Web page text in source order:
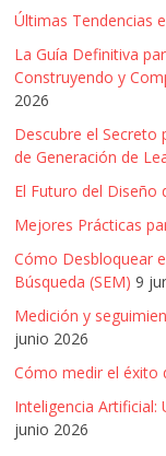
Últimas Tendencias
La Guía Definitiva
Construyendo y
2026
Descubre el Secreto
de Generación de
El Futuro del Diseño
Mejores Prácticas
Cómo Desbloquear
Búsqueda (SEM) 9
Medición y
junio 2026
Cómo medir el éxito
Inteligencia Artificial:
junio 2026